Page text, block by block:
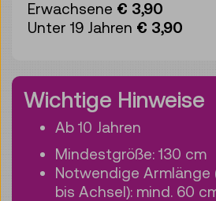
Erwachsene € 3,90
Unter 19 Jahren € 3,90
Wichtige Hinweise
Ab 10 Jahren
Mindestgröße: 130 cm
Notwendige Armlänge
bis Achsel): mind. 60